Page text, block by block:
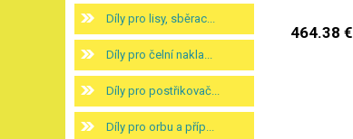
Díly pro lisy, sběrac...
Díly pro čelní nakla...
Díly pro postřikovač...
Díly pro orbu a příp...
464.38 €